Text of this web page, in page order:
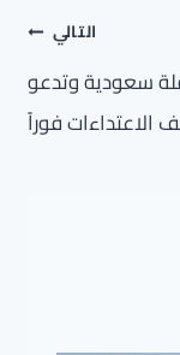
التالي
سعودية وتدعو
الاعتداءات فوراً